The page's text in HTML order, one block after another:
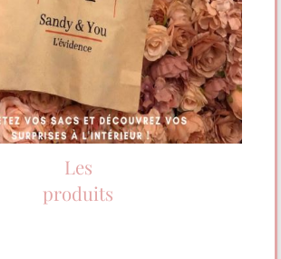
Les
produits